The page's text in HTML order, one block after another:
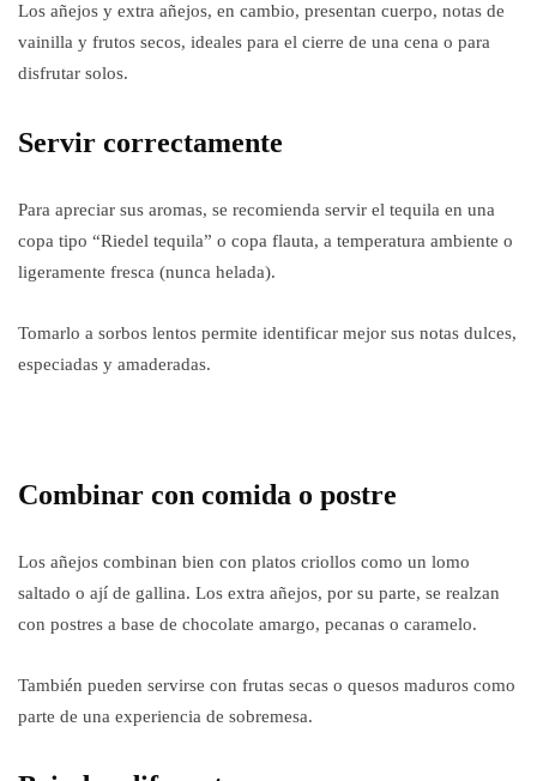
Los añejos y extra añejos, en cambio, presentan cuerpo, notas de
vainilla y frutos secos, ideales para el cierre de una cena o para
disfrutar solos.
Servir correctamente
Para apreciar sus aromas, se recomienda servir el tequila en una
copa tipo “Riedel tequila” o copa flauta, a temperatura ambiente o
ligeramente fresca (nunca helada).
Tomarlo a sorbos lentos permite identificar mejor sus notas dulces,
especiadas y amaderadas.
Combinar con comida o postre
Los añejos combinan bien con platos criollos como un lomo
saltado o ají de gallina. Los extra añejos, por su parte, se realzan
con postres a base de chocolate amargo, pecanas o caramelo.
También pueden servirse con frutas secas o quesos maduros como
parte de una experiencia de sobremesa.